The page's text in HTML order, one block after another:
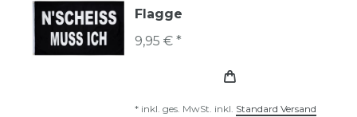
Flagge
9,95 € *
* inkl. ges. MwSt. inkl. Standard Versand